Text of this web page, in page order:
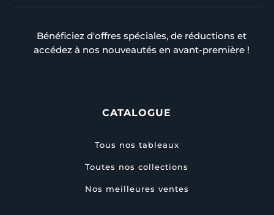
Bénéficiez d'offres spéciales, de réductions et
accédez à nos nouveautés en avant-première !
CATALOGUE
Tous nos tableaux
Toutes nos collections
Nos meilleures ventes